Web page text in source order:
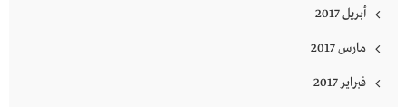
أبريل 2017
مارس 2017
فبراير 2017